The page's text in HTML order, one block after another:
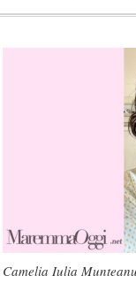
Camelia Iulia Munteanu